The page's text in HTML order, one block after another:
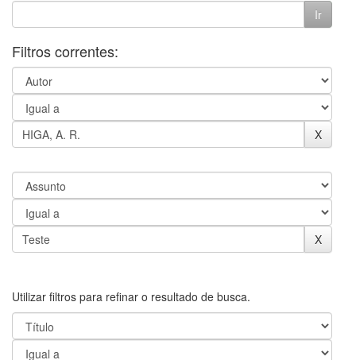
Filtros correntes:
Utilizar filtros para refinar o resultado de busca.